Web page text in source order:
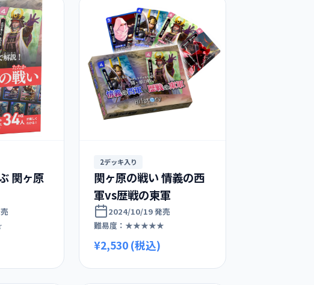
関ヶ原
2デッキ入り
関ヶ原の戦い 情義の西
軍vs歴戦の東軍
2024/10/19 発売
難易度：★★★★★
¥2,530 (税込)